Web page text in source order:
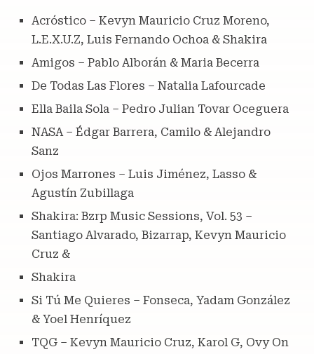
Acróstico – Kevyn Mauricio Cruz Moreno,
L.E.X.U.Z, Luis Fernando Ochoa & Shakira
Amigos – Pablo Alborán & Maria Becerra
De Todas Las Flores – Natalia Lafourcade
Ella Baila Sola – Pedro Julian Tovar Oceguera
NASA – Édgar Barrera, Camilo & Alejandro
Sanz
Ojos Marrones – Luis Jiménez, Lasso &
Agustín Zubillaga
Shakira: Bzrp Music Sessions, Vol. 53 –
Santiago Alvarado, Bizarrap, Kevyn Mauricio
Cruz &
Shakira
Si Tú Me Quieres – Fonseca, Yadam González
& Yoel Henríquez
TQG – Kevyn Mauricio Cruz, Karol G, Ovy On